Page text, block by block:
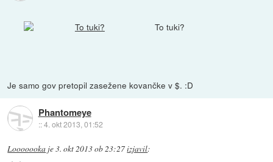
To tuki?
Je samo gov pretopil zasežene kovančke v $. :D
Phantomeye
::4. okt 2013, 01:52
Looooooka je3. okt 2013 ob 23:27izjavil: